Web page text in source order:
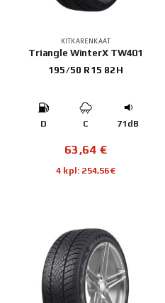
KITKARENKAAT
Triangle WinterX TW401
195/50 R15 82H
D C 71dB
63,64 €
4 kpl: 254,56€